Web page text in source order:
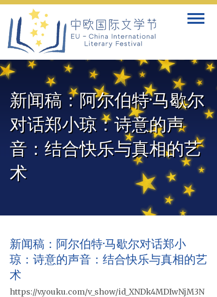
Skip
content
Toggle
新闻稿：阿尔伯特·马歇尔
对话郑小琼：诗意的声
音：结合快乐与真相的艺
术
新闻稿：阿尔伯特·马歇尔对话郑小
琼：诗意的声音：结合快乐与真相的艺
术
https://v.youku.com/v_show/id_XNDk4MDIwNjM3N